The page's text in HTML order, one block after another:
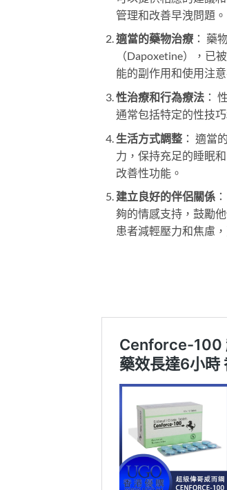
管理和改善早洩問題。
適當的藥物治療： 藥
（Dapoxetine），已
能的副作用和使用注意
性治療和行為療法：
通常包括特定的性技
生活方式調整： 適當
力，保持充足的睡眠
改善性功能。
建立良好的伴侶關係
夠的情感支持，鼓勵
患者減輕壓力和焦慮